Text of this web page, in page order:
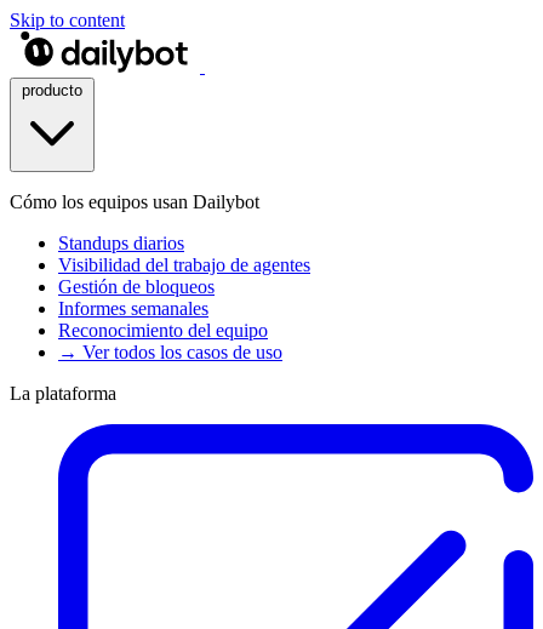
Skip to content
Cómo los equipos usan Dailybot
Standups diarios
Visibilidad del trabajo de agentes
Gestión de bloqueos
Informes semanales
Reconocimiento del equipo
→ Ver todos los casos de uso
La plataforma